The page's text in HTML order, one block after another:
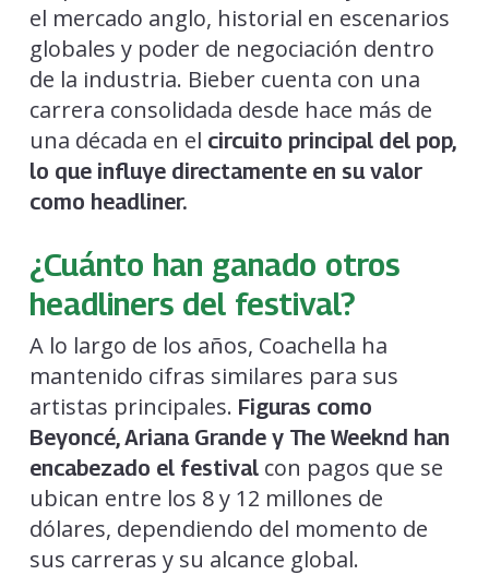
el mercado anglo, historial en escenarios
globales y poder de negociación dentro
de la industria. Bieber cuenta con una
carrera consolidada desde hace más de
una década en el circuito principal del pop,
lo que influye directamente en su valor
como headliner.
¿Cuánto han ganado otros
headliners del festival?
A lo largo de los años, Coachella ha
mantenido cifras similares para sus
artistas principales. Figuras como
Beyoncé, Ariana Grande y The Weeknd han
encabezado el festival con pagos que se
ubican entre los 8 y 12 millones de
dólares, dependiendo del momento de
sus carreras y su alcance global.